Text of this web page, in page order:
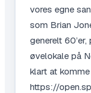
vores egne
som Brian
generelt
øvelokale på
klart at
https://